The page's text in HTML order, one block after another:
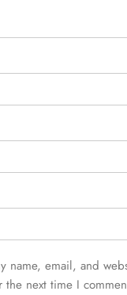
name, email, and
the next time I